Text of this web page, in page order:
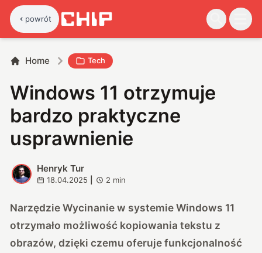
powrót
Home Tech
Windows 11 otrzymuje
bardzo praktyczne
usprawnienie
H
Henryk Tur
18.04.2025 2 min
Narzędzie Wycinanie w systemie Windows 11
otrzymało możliwość kopiowania tekstu z
obrazów, dzięki czemu oferuje funkcjonalność